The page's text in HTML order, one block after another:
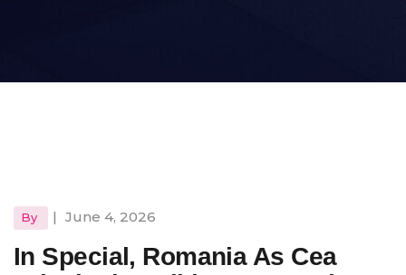
By | June 4, 2026
In Special, Romania As Cea